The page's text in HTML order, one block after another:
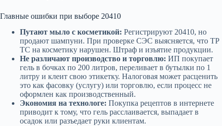
Главные ошибки при выборе 20410
Путают мыло с косметикой: Регистрируют 20410, но
продают шампуни. При проверке СЭС выясняется, что ТР
ТС на косметику нарушен. Штраф и изъятие продукции.
Не различают производство и торговлю: ИП покупает
гель в бочках по 200 литров, переливает в бутылки по 1
литру и клеит свою этикетку. Налоговая может расценить
это как фасовку (услугу) или торговлю, если процесс не
оформлен как производственный.
Экономия на технологе: Покупка рецептов в интернете
приводит к тому, что гель расслаивается, выпадает в
осадок или разъедает руки клиентам.